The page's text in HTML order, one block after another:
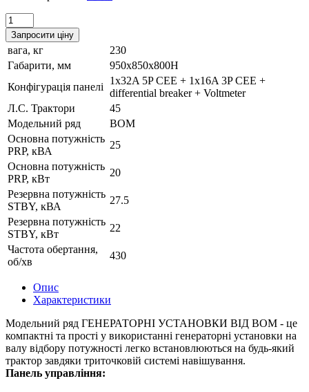
Запросити ціну
вага, кг
230
Габарити, мм
950x850x800H
Конфігурація панелі
1x32A 5P CEE + 1x16A 3P CEE +
differential breaker + Voltmeter
Л.С. Трактори
45
Модельний ряд
ВОМ
Основна потужність
PRP, кВА
25
Основна потужність
PRP, кВт
20
Резервна потужність
STBY, кВА
27.5
Резервна потужність
STBY, кВт
22
Частота обертання,
об/хв
430
Опис
Характеристики
Модельний ряд ГЕНЕРАТОРНІ УСТАНОВКИ ВІД ВОМ - це
компактні та прості у використанні генераторні установки на
валу відбору потужності легко встановлюються на будь-який
трактор завдяки триточковій системі навішування.
Панель управління: